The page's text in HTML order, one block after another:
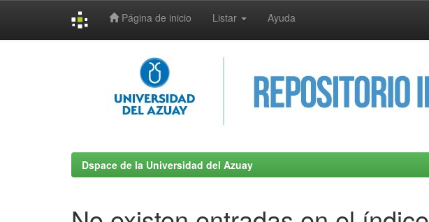
Página de inicio Listar Ayuda
Dspace de la Universidad del Azuay